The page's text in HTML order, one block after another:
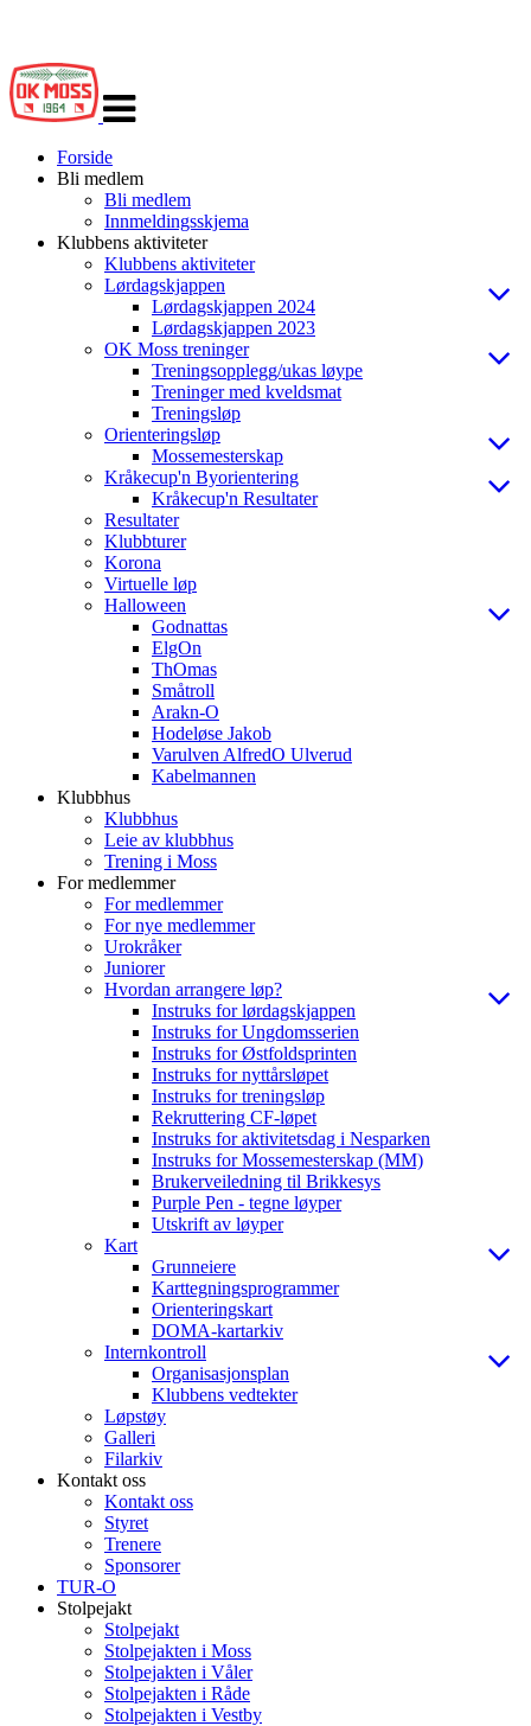
navigasjon
Forside
Bli medlem
Bli medlem
Innmeldingsskjema
Klubbens aktiviteter
Klubbens aktiviteter
Lørdagskjappen
Lørdagskjappen 2024
Lørdagskjappen 2023
OK Moss treninger
Treningsopplegg/ukas løype
Treninger med kveldsmat
Treningsløp
Orienteringsløp
Mossemesterskap
Kråkecup'n Byorientering
Kråkecup'n Resultater
Resultater
Klubbturer
Korona
Virtuelle løp
Halloween
Godnattas
ElgOn
ThOmas
Småtroll
Arakn-O
Hodeløse Jakob
Varulven AlfredO Ulverud
Kabelmannen
Klubbhus
Klubbhus
Leie av klubbhus
Trening i Moss
For medlemmer
For medlemmer
For nye medlemmer
Urokråker
Juniorer
Hvordan arrangere løp?
Instruks for lørdagskjappen
Instruks for Ungdomsserien
Instruks for Østfoldsprinten
Instruks for nyttårsløpet
Instruks for treningsløp
Rekruttering CF-løpet
Instruks for aktivitetsdag i Nesparken
Instruks for Mossemesterskap (MM)
Brukerveiledning til Brikkesys
Purple Pen - tegne løyper
Utskrift av løyper
Kart
Grunneiere
Karttegningsprogrammer
Orienteringskart
DOMA-kartarkiv
Internkontroll
Organisasjonsplan
Klubbens vedtekter
Løpstøy
Galleri
Filarkiv
Kontakt oss
Kontakt oss
Styret
Trenere
Sponsorer
TUR-O
Stolpejakt
Stolpejakt
Stolpejakten i Moss
Stolpejakten i Våler
Stolpejakten i Råde
Stolpejakten i Vestby